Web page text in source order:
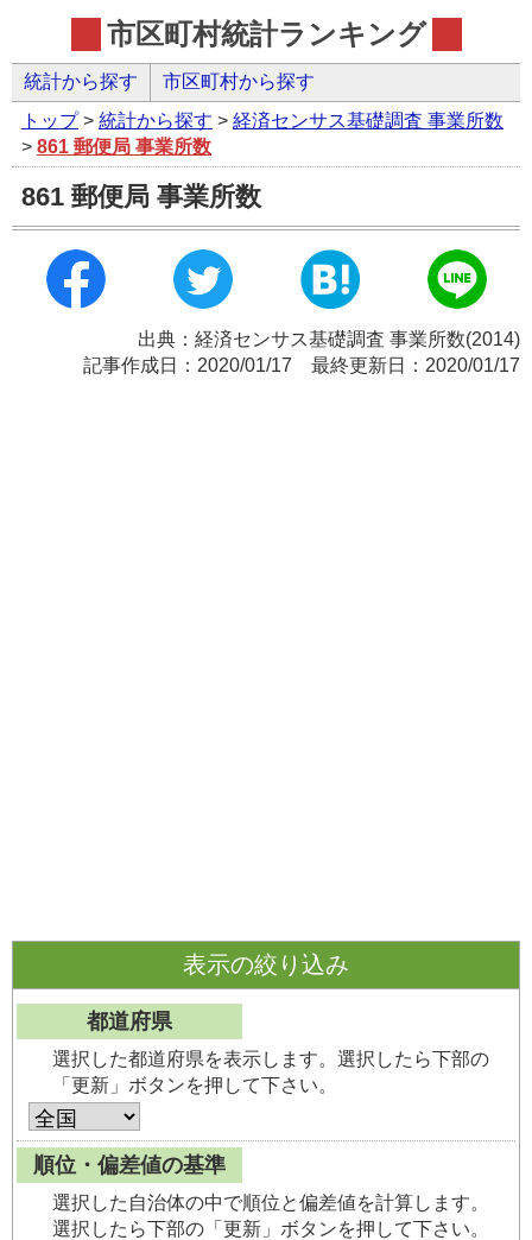
市区町村統計ランキング
統計から探す 市区町村から探す
トップ> 統計から探す > 経済センサス基礎調査 事業所数
> 861 郵便局 事業所数
861 郵便局 事業所数
出典：経済センサス基礎調査 事業所数(2014)
記事作成日：2020/01/17 最終更新日：2020/01/17
表示の絞り込み
都道府県
選択した都道府県を表示します。選択したら下部の
「更新」ボタンを押して下さい。
順位・偏差値の基準
選択した自治体の中で順位と偏差値を計算します。
選択したら下部の「更新」ボタンを押して下さい。